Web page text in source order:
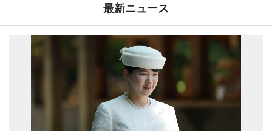
最新ニュース